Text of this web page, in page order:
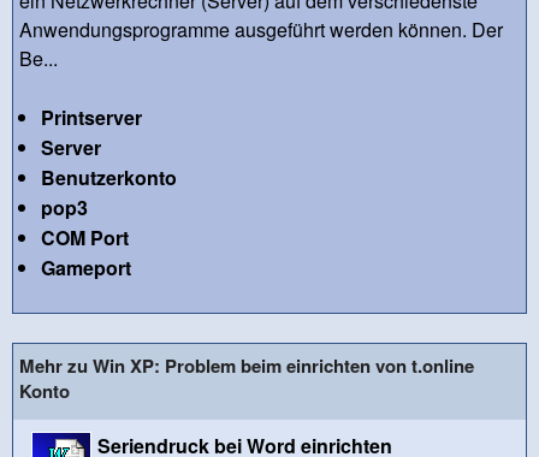
Anwendungsprogramme ausgeführt werden können. Der
Be...
Printserver
Server
Benutzerkonto
pop3
COM Port
Gameport
Mehr zu Win XP: Problem beim einrichten von t.online
Konto
Seriendruck bei Word einrichten